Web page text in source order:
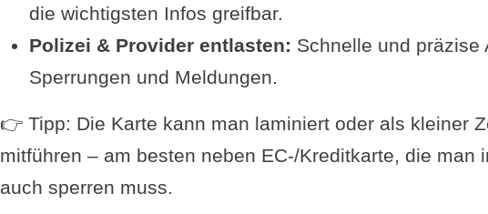
die wichtigsten Infos greifbar.
Polizei & Provider entlasten: Schnelle und präzise
Sperrungen und Meldungen.
👉 Tipp: Die Karte kann man laminiert oder als kleiner
mitführen – am besten neben EC-/Kreditkarte, die man
auch sperren muss.